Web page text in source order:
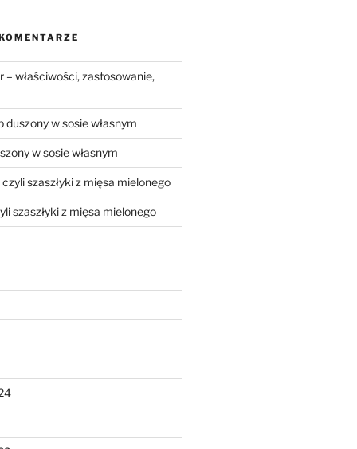
– właściwości, zastosowanie,
duszony w sosie własnym
w sosie własnym
szaszłyki z mięsa mielonego
szaszłyki z mięsa mielonego